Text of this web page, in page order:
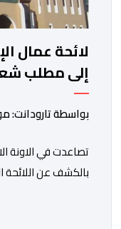
لائحة عمال
إلى مطلب
بواسطة تارودانت:
تصاعدت في الاونة
بالكشف عن اللائحة